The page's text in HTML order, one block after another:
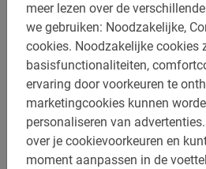
meer lezen over de
we gebruiken: Noodzakelijke,
cookies. Noodzakelijke cookies
basisfunctionaliteiten,
ervaring door voorkeuren te
marketingcookies kunnen
personaliseren van advertenties.
over je cookievoorkeuren en
moment aanpassen in de
Om er zeker van te zijn dat er
raden we je aan om eenvoudig
in Praag te boeken. Je doet dit
deze pagina de gewenste datum
“Reserveer nu” te klikken. Direct
je een mail met de bevestiging.
belangrijke informatie die je
rondleiding, dus bewaar de mail